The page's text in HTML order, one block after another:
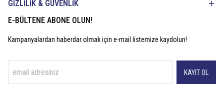
GİZLİLİK & GÜVENLİK
E-BÜLTENE ABONE OLUN!
Kampanyalardan haberdar olmak için e-mail listemize kaydolun!
KAYIT OL